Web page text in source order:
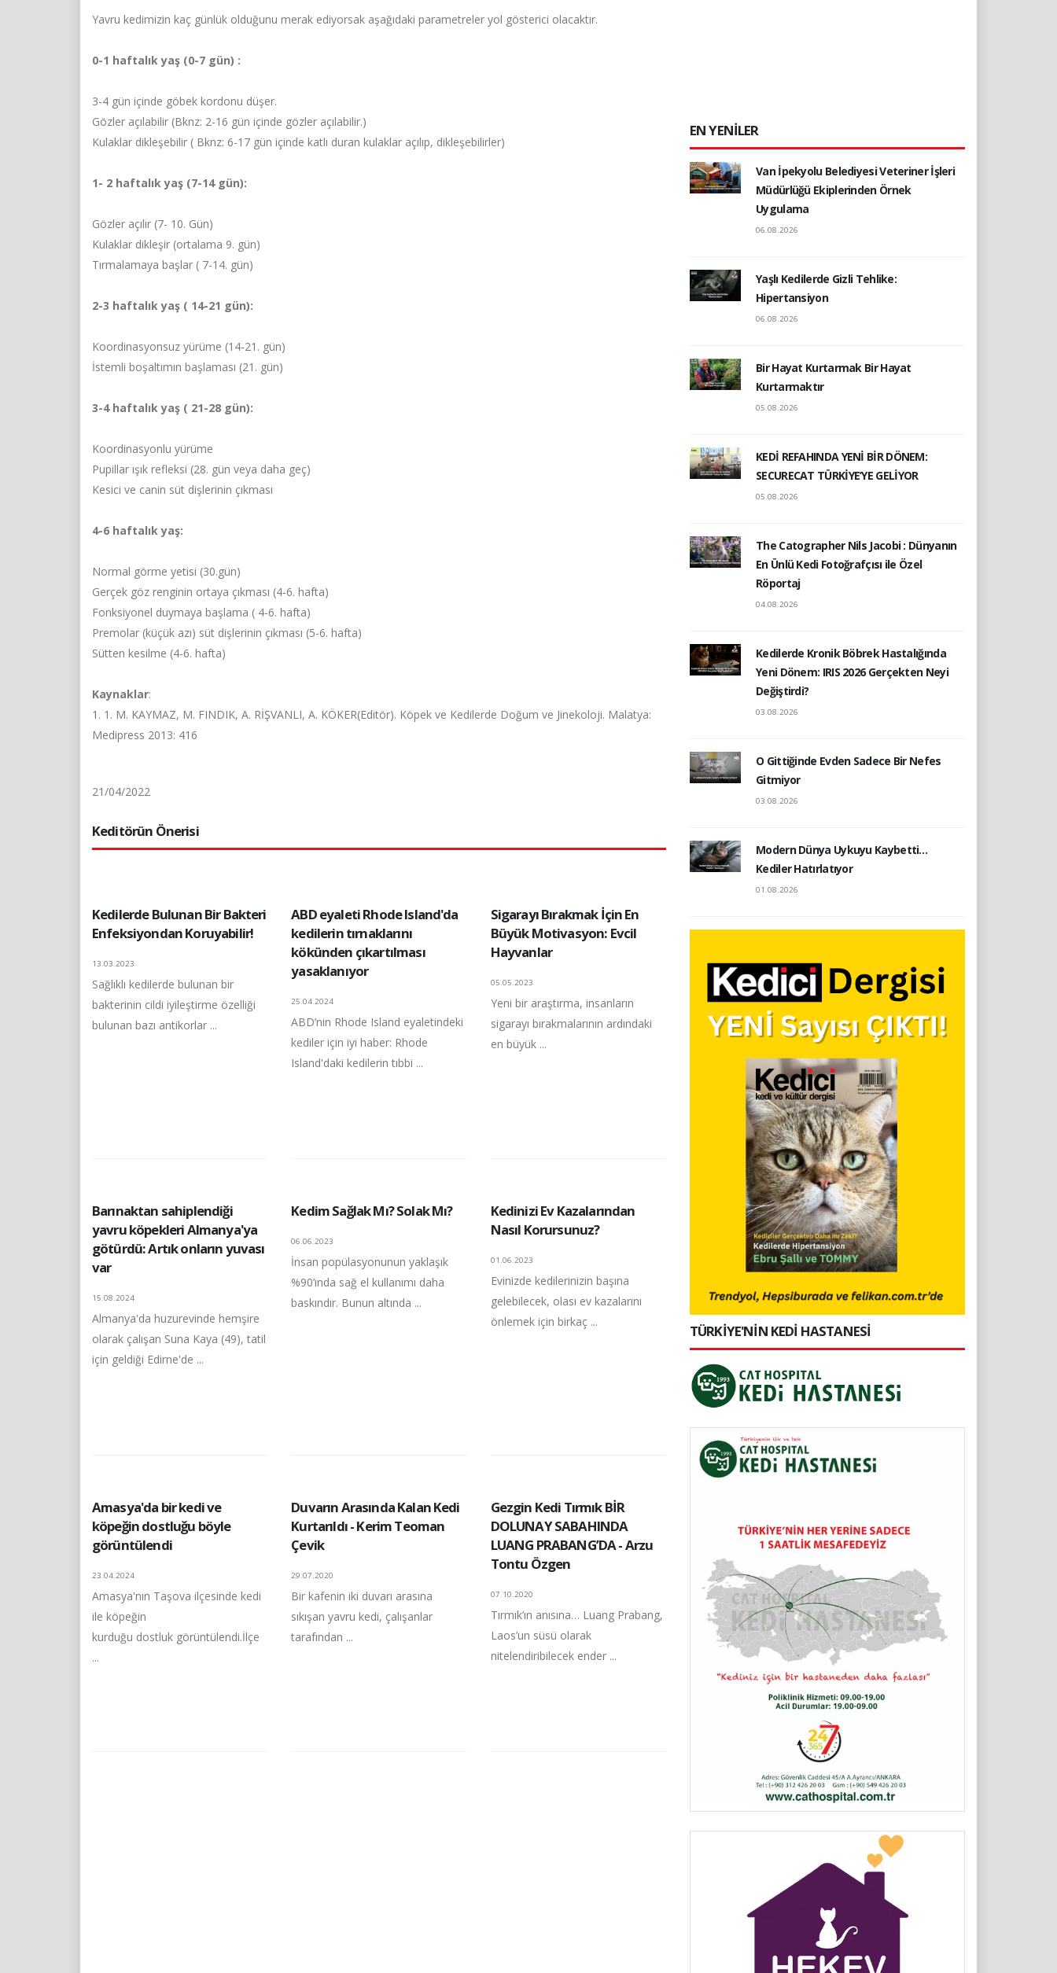
Yavru kedimizin kaç günlük olduğunu merak ediyorsak aşağıdaki parametreler yol gösterici olacaktır.
0-1 haftalık yaş (0-7 gün) :
3-4 gün içinde göbek kordonu düşer.
Gözler açılabilir (Bknz: 2-16 gün içinde gözler açılabilir.)
Kulaklar dikleşebilir ( Bknz: 6-17 gün içinde katlı duran kulaklar açılıp, dikleşebilirler)
1- 2 haftalık yaş (7-14 gün):
Gözler açılır (7- 10. Gün)
Kulaklar dikleşir (ortalama 9. gün)
Tırmalamaya başlar ( 7-14. gün)
2-3 haftalık yaş ( 14-21 gün):
Koordinasyonsuz yürüme (14-21. gün)
İstemli boşaltımın başlaması (21. gün)
3-4 haftalık yaş ( 21-28 gün):
Koordinasyonlu yürüme
Pupillar ışık refleksi (28. gün veya daha geç)
Kesici ve canin süt dişlerinin çıkması
4-6 haftalık yaş:
Normal görme yetisi (30.gün)
Gerçek göz renginin ortaya çıkması (4-6. hafta)
Fonksiyonel duymaya başlama ( 4-6. hafta)
Premolar (küçük azı) süt dişlerinin çıkması (5-6. hafta)
Sütten kesilme (4-6. hafta)
Kaynaklar:
1. 1. M. KAYMAZ, M. FINDIK, A. RİŞVANLI, A. KÖKER(Editör). Köpek ve Kedilerde Doğum ve Jinekoloji. Malatya:
Medipress 2013: 416
21/04/2022
Keditörün Önerisi
Kedilerde Bulunan Bir Bakteri
Enfeksiyondan Koruyabilir!
13.03.2023
Sağlıklı kedilerde bulunan bir
bakterinin cildi iyileştirme özelliği
bulunan bazı antikorlar ...
ABD eyaleti Rhode Island'da
kedilerin tırnaklarını
kökünden çıkartılması
yasaklanıyor
25.04.2024
ABD’nin Rhode Island eyaletindeki
kediler için iyi haber: Rhode
Island'daki kedilerin tıbbi ...
Sigarayı Bırakmak İçin En
Büyük Motivasyon: Evcil
Hayvanlar
05.05.2023
Yeni bir araştırma, insanların
sigarayı bırakmalarının ardındaki
en büyük ...
Barınaktan sahiplendiği
yavru köpekleri Almanya'ya
götürdü: Artık onların yuvası
var
15.08.2024
Almanya'da huzurevinde hemşire
olarak çalışan Suna Kaya (49), tatil
için geldiği Edirne'de ...
Kedim Sağlak Mı? Solak Mı?
06.06.2023
İnsan popülasyonunun yaklaşık
%90’ında sağ el kullanımı daha
baskındır. Bunun altında ...
Kedinizi Ev Kazalarından
Nasıl Korursunuz?
01.06.2023
Evinizde kedilerinizin başına
gelebilecek, olası ev kazalarını
önlemek için birkaç ...
Amasya'da bir kedi ve
köpeğin dostluğu böyle
görüntülendi
23.04.2024
Amasya'nın Taşova ilçesinde kedi
ile köpeğin
kurduğu dostluk görüntülendi.İlçe
...
Duvarın Arasında Kalan Kedi
Kurtarıldı - Kerim Teoman
Çevik
29.07.2020
Bir kafenin iki duvarı arasına
sıkışan yavru kedi, çalışanlar
tarafından ...
Gezgin Kedi Tırmık BİR
DOLUNAY SABAHINDA
LUANG PRABANG’DA - Arzu
Tontu Özgen
07.10.2020
Tırmık’ın anısına… Luang Prabang,
Laos’un süsü olarak
nitelendiribilecek ender ...
EN YENİLER
Van İpekyolu Belediyesi Veteriner İşleri
Müdürlüğü Ekiplerinden Örnek
Uygulama
06.08.2026
Yaşlı Kedilerde Gizli Tehlike:
Hipertansiyon
06.08.2026
Bir Hayat Kurtarmak Bir Hayat
Kurtarmaktır
05.08.2026
KEDİ REFAHINDA YENİ BİR DÖNEM:
SECURECAT TÜRKİYE’YE GELİYOR
05.08.2026
The Catographer Nils Jacobi : Dünyanın
En Ünlü Kedi Fotoğrafçısı ile Özel
Röportaj
04.08.2026
Kedilerde Kronik Böbrek Hastalığında
Yeni Dönem: IRIS 2026 Gerçekten Neyi
Değiştirdi?
03.08.2026
O Gittiğinde Evden Sadece Bir Nefes
Gitmiyor
03.08.2026
Modern Dünya Uykuyu Kaybetti…
Kediler Hatırlatıyor
01.08.2026
TÜRKİYE'NİN KEDİ HASTANESİ